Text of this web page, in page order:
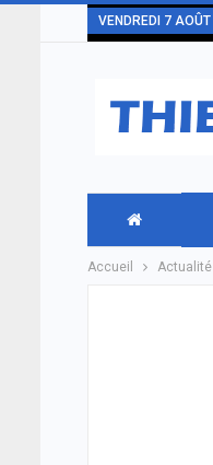
VENDREDI 7
Accueil